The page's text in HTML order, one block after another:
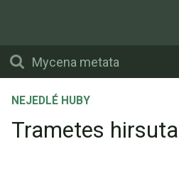
NEJEDLÉ HUBY
Trametes hirsuta